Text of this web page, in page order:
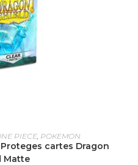
PANIER
PIECE, POKEMON
Proteges cartes Dragon
Matte